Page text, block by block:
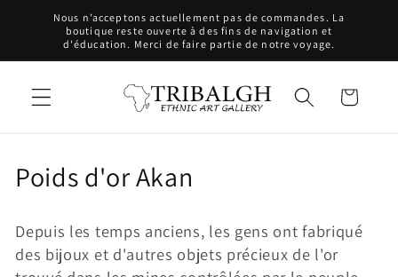
passer
contenu
Nous n’acceptons actuellement pas de commandes. La
boutique reste ouverte à des fins de navigation et
d'éducation. Merci de faire partie de notre voyage.
Panier
C
l
Poids d'or Akan
Depuis les temps anciens, les gens ont fabriqué
des bijoux et d'autres objets précieux de l'or